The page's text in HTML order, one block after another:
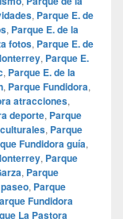
, Parque E. de
, Parque E. de la
fotos, Parque E. de
, Parque E.
, Parque E. de la
, Parque Fundidora,
atracciones,
deporte, Parque
, Parque
Fundidora guía,
, Parque
, Parque
, Parque
Fundidora
La Pastora